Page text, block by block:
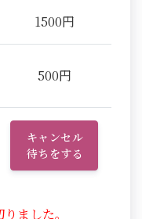
1500円
500円
キャンセル
待ちをする
ました。